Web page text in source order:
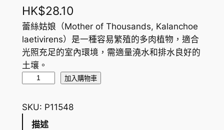
HK$28.10
蕾絲姑娘（Mother of Thousands, Kalanchoe
laetivirens）是一種容易繁殖的多肉植物，適合
光照充足的室內環境，需適量澆水和排水良好的
土壤。
姑
娘
加入購物車
SKU: P11548
描述